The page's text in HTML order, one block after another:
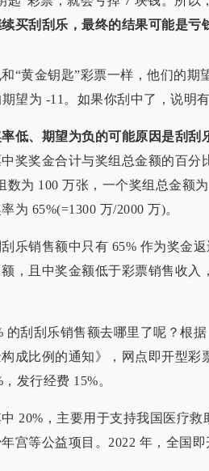
买刮刮乐，最终的结果可能是亏
“黄金钥匙”彩票一样，他们的期
望为 -11。如果你刮中了，说明
低、期望为负的可能原因是刮刮
奖奖金合计与奖组总金额的百分
数为 100 万张，一个奖组总金额
为 65%(=1300 万/2000 万)。
乐销售额中只有 65% 作为奖金
，且中奖金额低于彩票销售收
的刮刮乐销售额去哪里了呢？根
成比例的通知》，网点即开型彩
发行经费 15%。
20%，主要用于支持我国医疗救
宫等公益项目。2022 年，全国